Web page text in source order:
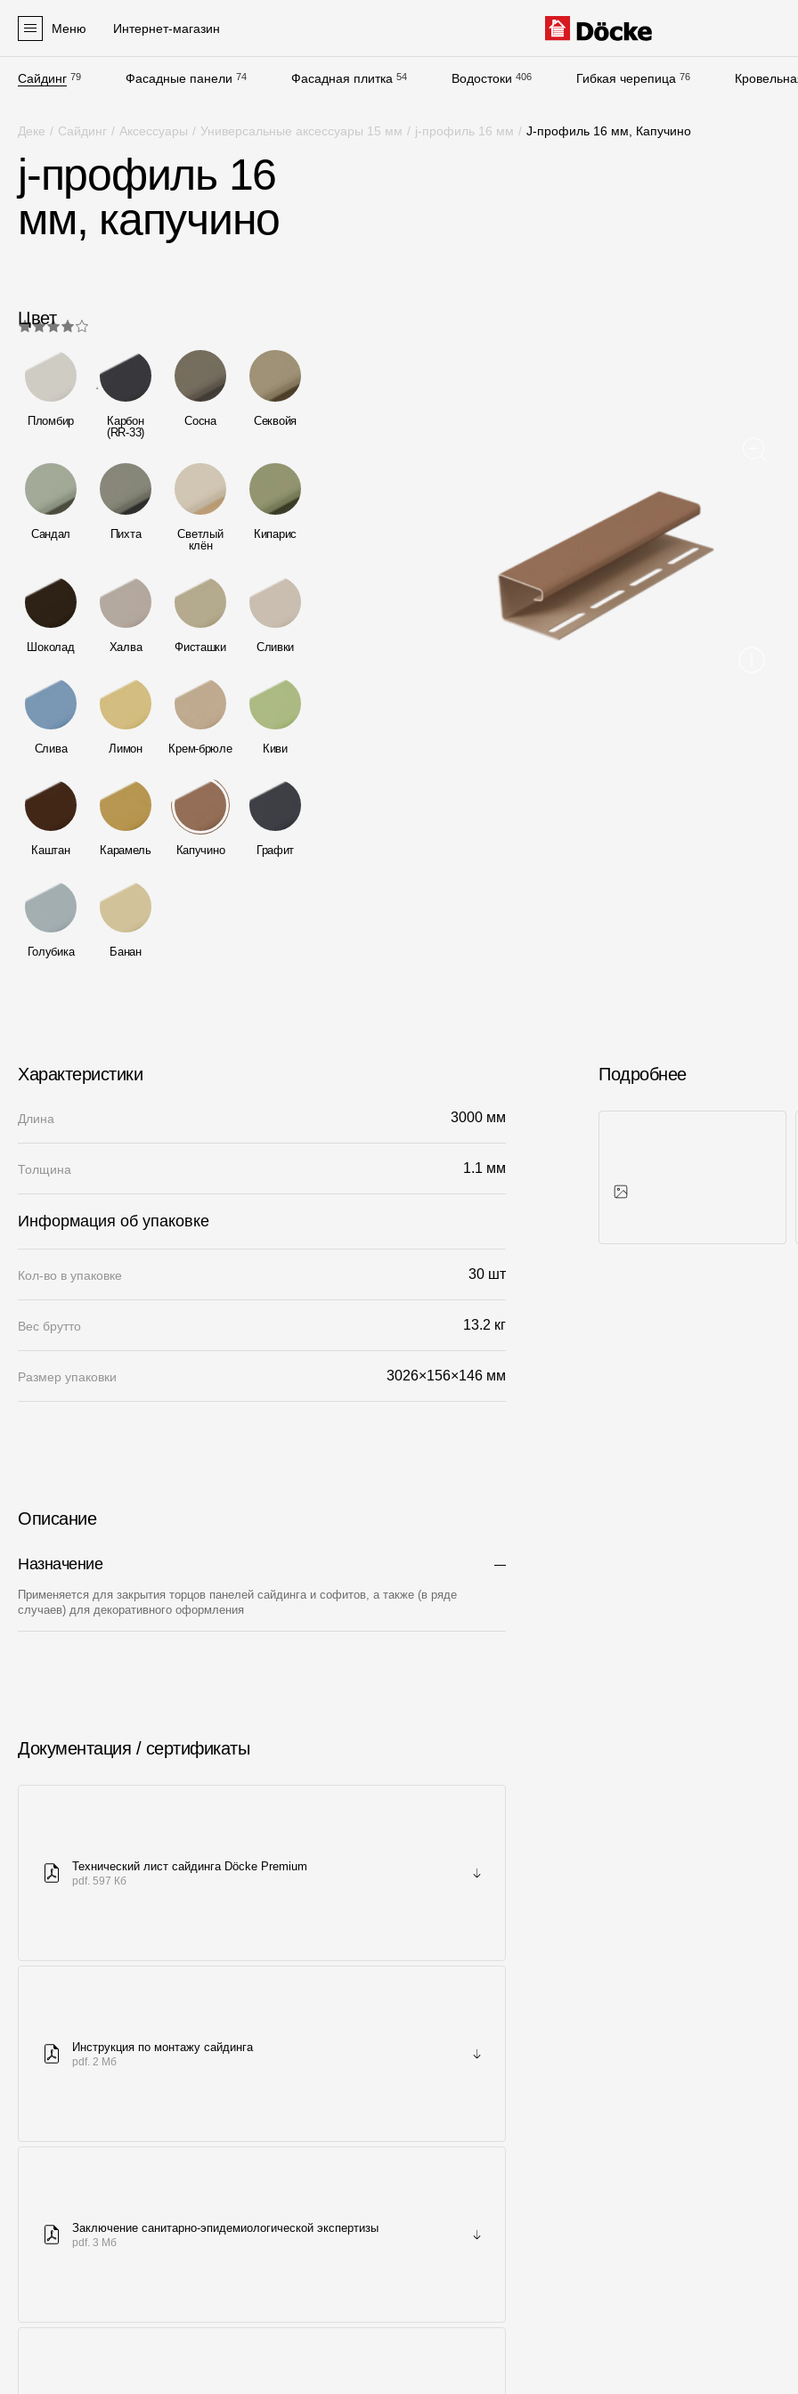
Меню Интернет-магазин
Сайдинг 79 Фасадные панели 74 Фасадная плитка 54 Водостоки 406 Гибкая черепица 76
Сайдинг
Софиты
Фасадные панели
Пленки и мембраны
Мягкая кровля
Однослойная черепица
Ламинированная черепица
Комплектующие к кровле
Кровельная вентиляция
Водостоки
Пластиковые водосточные
системы
Металлические водосточные
Водосборник
Чердачные лестницы
Сервисы
Конструктор
Калькулятор
Цены
Деке / Сайдинг / Аксессуары / Универсальные аксессуары 15 мм / j-профиль 16 мм / J-профиль 16 мм, Капучино
j-профиль 16
мм, капучино
4.0
Цвет
Пломбир
Карбон
(RR-33)
Сосна Секвойя
Сандал Пихта
Светлый
клён
Кипарис
Шоколад Халва Фисташки Сливки
Слива Лимон Крем-брюле Киви
Каштан Карамель Капучино Графит
Голубика Банан
Характеристики
Длина 3000 мм
Толщина 1.1 мм
Информация об упаковке
Кол-во в упаковке 30 шт
Вес брутто 13.2 кг
Размер упаковки 3026×156×146 мм
Описание
Назначение
Применяется для закрытия торцов панелей сайдинга и софитов, а также (в ряде
случаев) для декоративного оформления
Документация / сертификаты
Технический лист сайдинга Döcke Premium
pdf. 597 Кб
Инструкция по монтажу сайдинга
pdf. 2 Мб
Заключение санитарно-эпидемиологической экспертизы
pdf. 3 Мб
Подробнее